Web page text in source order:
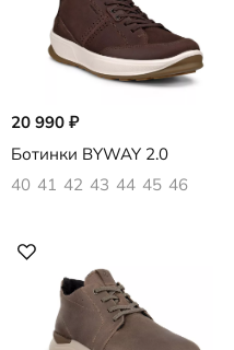
20 990 ₽
Ботинки BYWAY 2.0
40 41 42 43 44 45 46